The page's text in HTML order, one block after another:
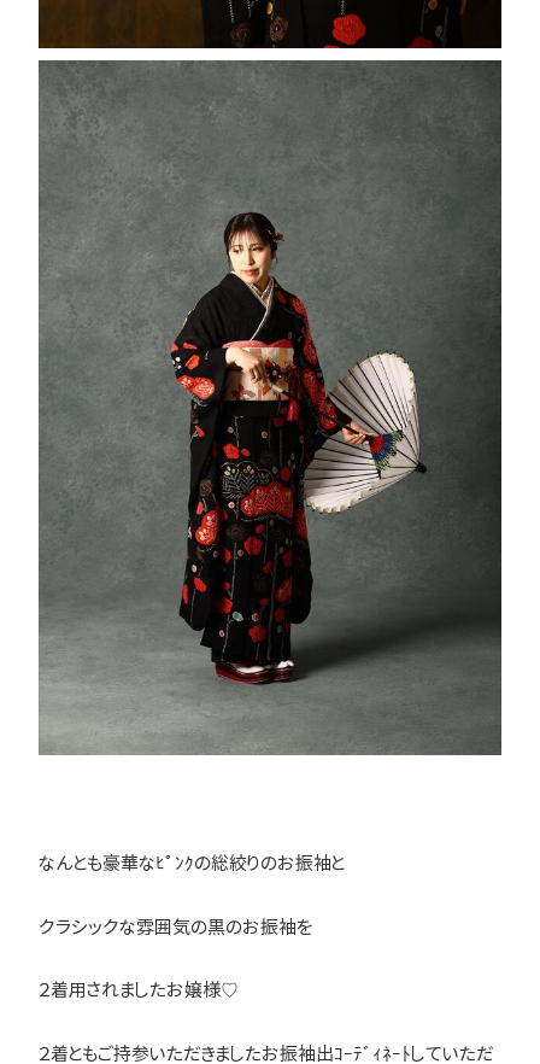
なんとも豪華なﾋﾟﾝｸの総絞りのお振袖と
クラシックな雰囲気の黒のお振袖を
２着用されましたお嬢様♡
２着ともご持参いただきましたお振袖出ｺｰﾃﾞｨﾈｰﾄしていただ